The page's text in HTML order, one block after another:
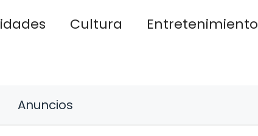
Cultura Entretenimiento
Anuncios